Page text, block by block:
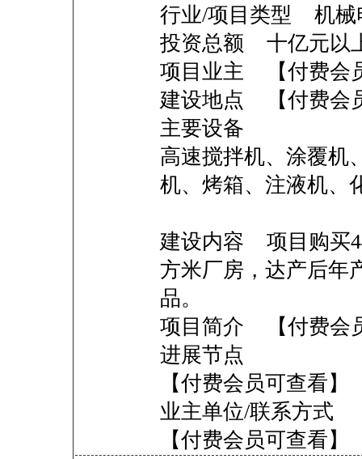
行业/项目类型 机械
投资总额 十亿
项目业主 【付费会
建设地点 【付费会
主要设备
高速搅拌机、涂覆机
机、烤箱、注液机、
建设内容 项目购买
方米厂房，达产后年
品。
项目简介 【付费会
进展节点
【付费会员可查看】
业主单位/联系方式
【付费会员可查看】